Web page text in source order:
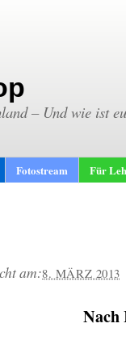
– Und wie ist
Fotostream Für
am:8. MÄRZ 2013